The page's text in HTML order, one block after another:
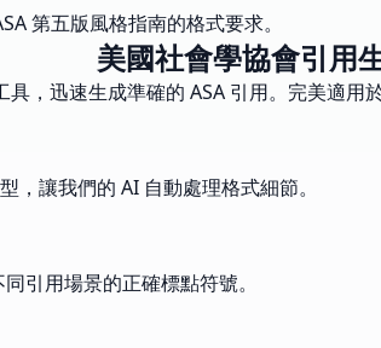
第五版風格指南的格式要求。
美國社會學協會引用
，迅速生成準確的 ASA 引用。完美適用
讓我們的 AI 自動處理格式細節。
引用場景的正確標點符號。